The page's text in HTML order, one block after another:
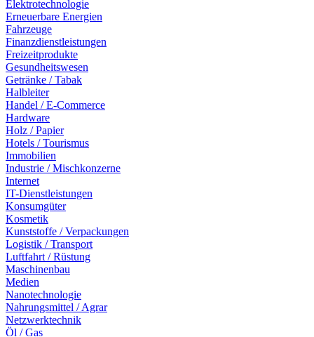
Elektrotechnologie
Erneuerbare Energien
Fahrzeuge
Finanzdienstleistungen
Freizeitprodukte
Gesundheitswesen
Getränke / Tabak
Halbleiter
Handel / E-Commerce
Hardware
Holz / Papier
Hotels / Tourismus
Immobilien
Industrie / Mischkonzerne
Internet
IT-Dienstleistungen
Konsumgüter
Kosmetik
Kunststoffe / Verpackungen
Logistik / Transport
Luftfahrt / Rüstung
Maschinenbau
Medien
Nanotechnologie
Nahrungsmittel / Agrar
Netzwerktechnik
Öl / Gas